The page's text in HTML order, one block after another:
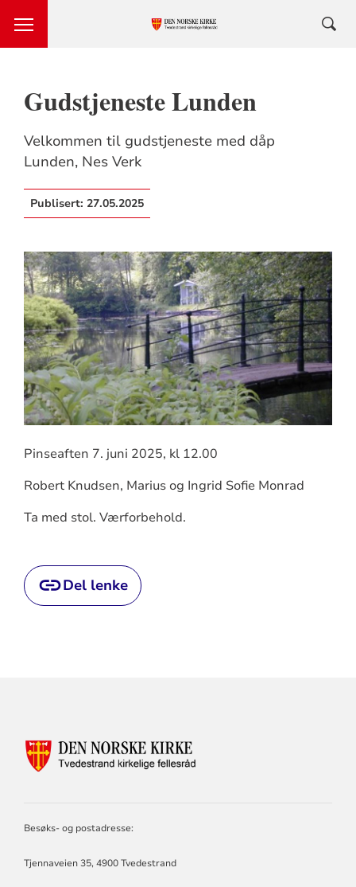
Gudstjeneste Lunden
Velkommen til gudstjeneste med dåp
Lunden, Nes Verk
Publisert: 27.05.2025
Pinseaften 7. juni 2025, kl 12.00
Robert Knudsen, Marius og Ingrid Sofie Monrad
Ta med stol. Værforbehold.
Del lenke
Besøks- og postadresse:
Tjennaveien 35, 4900 Tvedestrand